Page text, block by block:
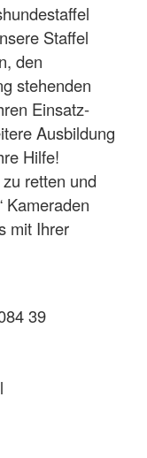
Staffel
den
stehenden
Einsatz-
Ausbildung
Hilfe!
retten und
Kameraden
mit Ihrer
39